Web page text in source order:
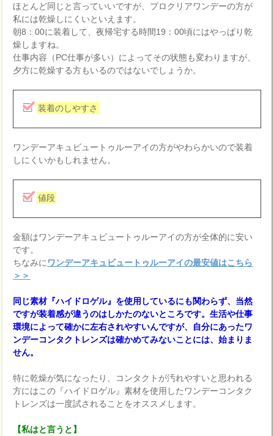
ほとんど同じと言っていいですが、プロクリアワンデーの方が
私には乾燥しにくいといえます。
朝8：00に装着して、夜帰宅する時間19：00頃にはやっぱり乾
燥しますね。
仕事内容（PC仕事が多い）によってその状態も変わりますが、
夕方に乾燥する方もいるのではないでしょうか。
装着のしやすさ
ワンデーアキュビュートゥルーアイの方がやわらかいので装着
しにくいかもしれません。
値段
金額はワンデーアキュビュートゥルーアイの方が全体的に安い
です。
ちなみに ワンデーアキュビュートゥルーアイの最安値はこちら
＞＞
同じ素材『ハイドロゲル』を使用しているにも関わらず、当然
ですが装着感が違うのはしかたのないところです。生活や仕事
環境によって確かに左右されやすいんですが、自分にあったワ
ンデーコンタクトレンズは確かめてみないことには、始まりま
せん。
特に乾燥が気になったり、コンタクトが汚れやすいと思われる
方にはこの『ハイドロゲル』素材を使用したワンデーコンタク
トレンズは一度試されることをオススメします。
【私はと言うと】